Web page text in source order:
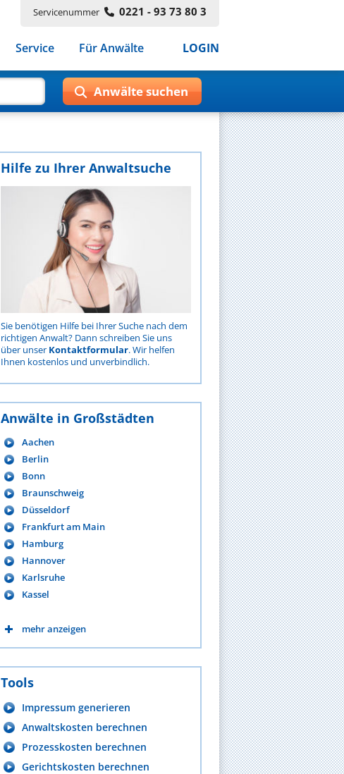
Servicenummer 0221 - 93 73 80 3
Service Für Anwälte LOGIN
Hilfe zu Ihrer Anwaltsuche
Sie benötigen Hilfe bei Ihrer Suche nach dem
richtigen Anwalt? Dann schreiben Sie uns
über unser Kontaktformular. Wir helfen
Ihnen kostenlos und unverbindlich.
Anwälte in Großstädten
Aachen
Berlin
Bonn
Braunschweig
Düsseldorf
Frankfurt am Main
Hamburg
Hannover
Karlsruhe
Kassel
mehr anzeigen
Tools
Impressum generieren
Anwaltskosten berechnen
Prozesskosten berechnen
Gerichtskosten berechnen